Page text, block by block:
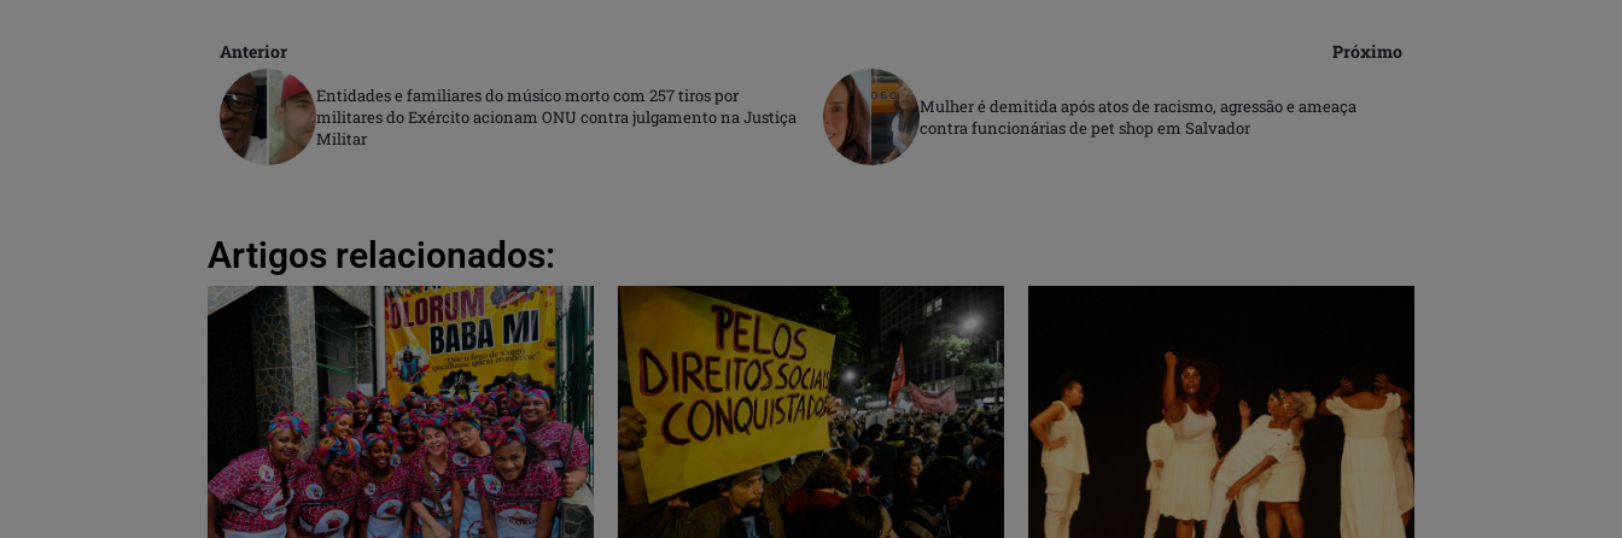
Anterior
Entidades e familiares do músico morto com 257 tiros por
militares do Exército acionam ONU contra julgamento na Justiça
Militar
Próximo
Mulher é demitida após atos de racismo, agressão e ameaça
contra funcionárias de pet shop em Salvador
Artigos relacionados: